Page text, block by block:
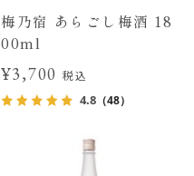
梅乃宿 あらごし梅酒 18
00ml
¥3,700 税込
4.8 （48）